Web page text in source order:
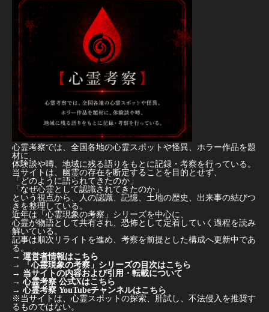
心霊考察では、全国各地の心霊スポットや怪異、ホラー作品を題
材に、
体験談や噂、地域に残る語りをもとに記録・考察を行っている。
当サイトは、幽霊の存在を断定することを目的とせず、
「どのように語られてきたのか」
「なぜ心霊として認識されてきたのか」
という視点から、人の認識、記憶、土地の歴史、出来事の結びつ
きを整理している。
近年は「心霊現象の考察」シリーズを中心に、
心霊が物語として共有され、恐怖として定着していく過程を読み
解いている。
記事は順次リライトを進め、考察を前提とした構成へ更新中であ
る。
→ 運営者情報はこちら
→
「心霊現象の考察」シリーズの目次はこちら
→ 当サイトの内容および引用・転載について
→ 心霊考察 公式Xはこちら
→ 心霊考察 YouTubeチャンネルはこちら
※当サイトは、心霊スポットの探索、肝試し、不法侵入を推奨す
るものではない。